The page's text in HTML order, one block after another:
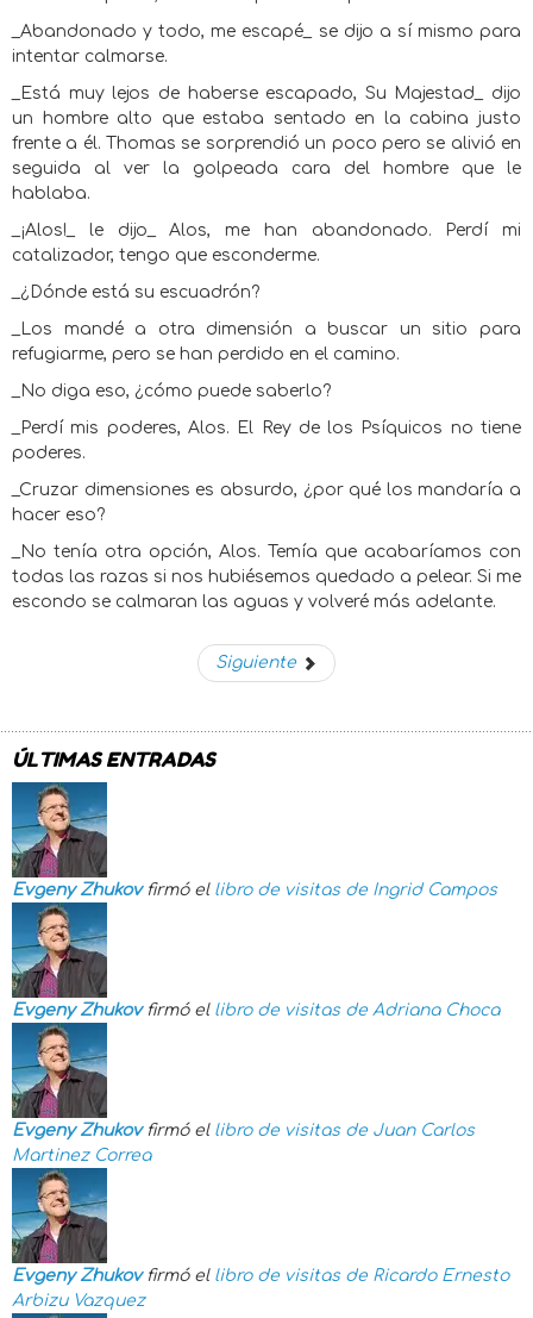
_Abandonado y todo, me escapé_ se dijo a sí mismo para
intentar calmarse.
_Está muy lejos de haberse escapado, Su Majestad_ dijo
un hombre alto que estaba sentado en la cabina justo
frente a él. Thomas se sorprendió un poco pero se alivió en
seguida al ver la golpeada cara del hombre que le
hablaba.
_¡Alos!_ le dijo_ Alos, me han abandonado. Perdí mi
catalizador, tengo que esconderme.
_¿Dónde está su escuadrón?
_Los mandé a otra dimensión a buscar un sitio para
refugiarme, pero se han perdido en el camino.
_No diga eso, ¿cómo puede saberlo?
_Perdí mis poderes, Alos. El Rey de los Psíquicos no tiene
poderes.
_Cruzar dimensiones es absurdo, ¿por qué los mandaría a
hacer eso?
_No tenía otra opción, Alos. Temía que acabaríamos con
todas las razas si nos hubiésemos quedado a pelear. Si me
escondo se calmaran las aguas y volveré más adelante.
Siguiente
ÚLTIMAS ENTRADAS
Evgeny Zhukov firmó el libro de visitas de Ingrid Campos
Evgeny Zhukov firmó el libro de visitas de Adriana Choca
Evgeny Zhukov firmó el libro de visitas de Juan Carlos
Martinez Correa
Evgeny Zhukov firmó el libro de visitas de Ricardo Ernesto
Arbizu Vazquez